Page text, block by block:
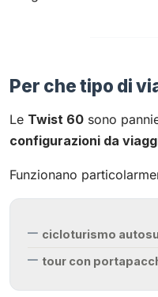
Per che tipo di
Le Twist 60 sono
configurazioni da
Funzionano
cicloturismo
tour con